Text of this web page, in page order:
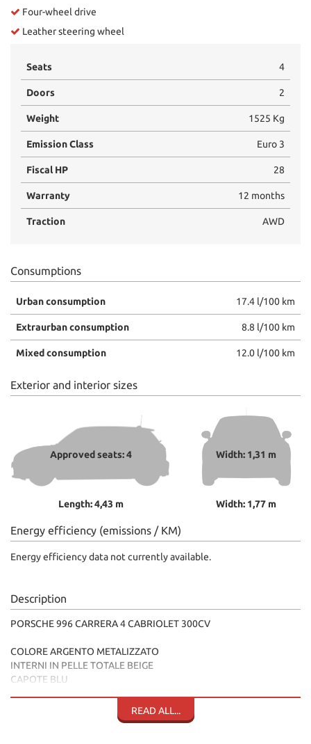
Four-wheel drive
Leather steering wheel
Seats 4
Doors 2
Weight 1525 Kg
Emission Class Euro 3
Fiscal HP 28
Warranty 12 months
Traction AWD
Consumptions
Urban consumption 17.4 l/100 km
Extraurban consumption 8.8 l/100 km
Mixed consumption 12.0 l/100 km
Exterior and interior sizes
Approved seats: 4
Length: 4,43 m
Width: 1,31 m
Width: 1,77 m
Energy efficiency (emissions / KM)
Energy efficiency data not currently available.
Description
PORSCHE 996 CARRERA 4 CABRIOLET 300CV
COLORE ARGENTO METALIZZATO
INTERNI IN PELLE TOTALE BEIGE
CAPOTE BLU
CAMBIO MANUALE 6 MARCE
APERTURA CAPOTE ELETTRICA
READ ALL...